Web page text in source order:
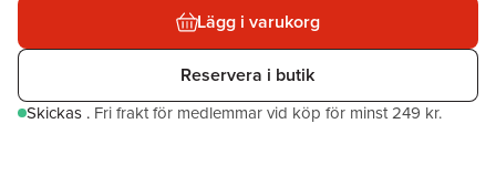
Lägg i varukorg
Reservera i butik
Skickas . Fri frakt för medlemmar vid köp för minst 249 kr.